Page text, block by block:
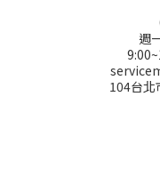
週
104台北